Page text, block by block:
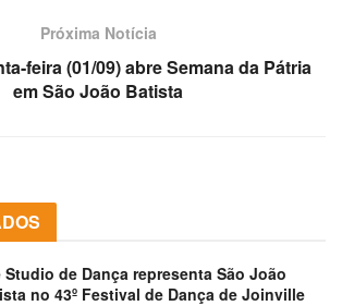
Próxima Notícia
feira (01/09) abre Semana da Pátria
em São João Batista
Studio de Dança representa São João
no 43º Festival de Dança de Joinville